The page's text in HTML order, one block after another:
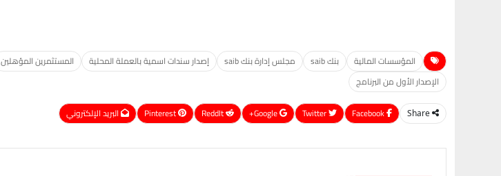
المؤسسات المالية بنك saib مجلس إدارة بنك saib إصدار سندات اسمية بالعملة المحلية
المستثمرين المؤهلين
الإصدار الأول من البرنامج
Share
Google+
ReddIt
Pinterest البريد الإلكتروني